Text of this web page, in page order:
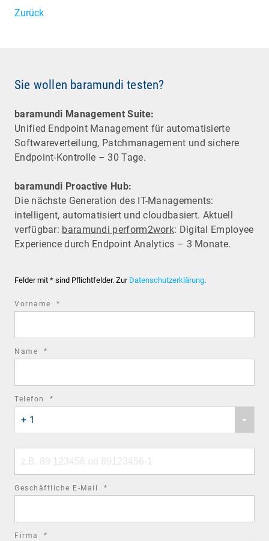
Zurück
Sie wollen baramundi testen?
baramundi Management Suite:
Unified Endpoint Management für automatisierte
Software­verteilung, Patchmanagement und sichere
Endpoint-Kontrolle – 30 Tage.
baramundi Proactive Hub:
Die nächste Generation des IT-Managements:
intelligent, automatisiert und cloudbasiert. Aktuell
verfügbar: baramundi perform2work: Digital Employee
Experience durch Endpoint Analytics – 3 Monate.
Felder mit * sind Pflichtfelder. Zur Datenschutzerklärung.
Vorname *
Name *
Telefon *
country
code
+ 1
number
Geschäftliche E-Mail *
Firma *